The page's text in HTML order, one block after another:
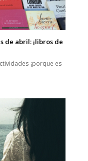
de abril: ¡libros de
¡porque es